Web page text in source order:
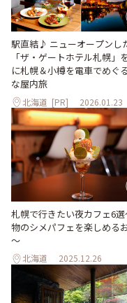
駅直結♪ ニューオープンし
「ザ・ゲートホテル札幌」
に札幌＆小樽を電車でめぐ
な屋内旅
北海道 [PR] 2026.01.23
札幌で行きたい夜カフェ6選
物のシメパフェを楽しめる
～
北海道 2025.12.26